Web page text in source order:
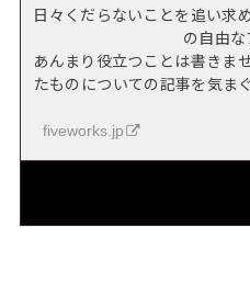
日々くだらないことを追い求
の自由な
あんまり役立つことは書きま
たものについての記事を気ま
fiveworks.jp